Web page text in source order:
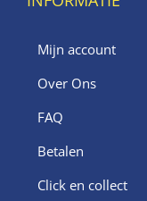
Mijn account
Over Ons
FAQ
Betalen
Click en collect